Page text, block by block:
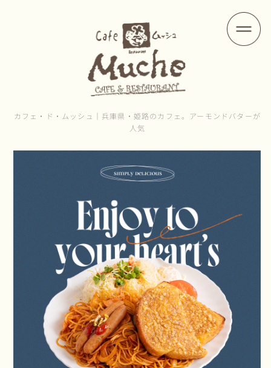
カフェ・ド・ムッシュ｜兵庫県・姫路のカフェ。アーモンドバターが
人気